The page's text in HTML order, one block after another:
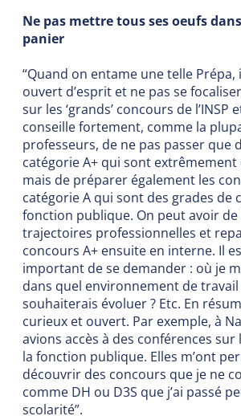
Ne pas mettre tous ses oeufs
panier
“Quand on entame une telle
ouvert d’esprit et ne pas se
sur les ‘grands’ concours de l’INSP
conseille fortement, comme la
professeurs, de ne pas passer que
catégorie A+ qui sont
mais de préparer également les
catégorie A qui sont des grades de
fonction publique. On peut avoir de
trajectoires professionnelles et
concours A+ ensuite en interne. Il
important de se demander : où je
dans quel environnement de travail
souhaiterais évoluer ? Etc. En
curieux et ouvert. Par exemple, à
avions accès à des conférences
la fonction publique. Elles m’ont
découvrir des concours que je ne
comme DH ou D3S que j’ai passé
scolarité”.